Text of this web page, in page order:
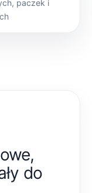
paczek i
do